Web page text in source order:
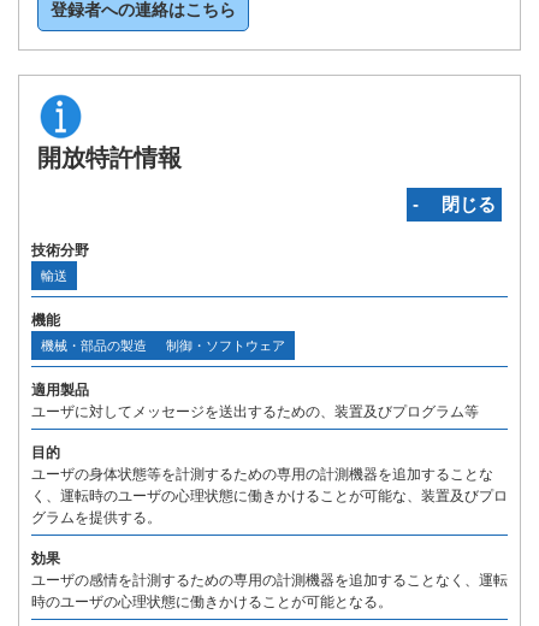
登録者への連絡はこちら
開放特許情報
‐ 閉じる
技術分野
輸送
機能
機械・部品の製造 制御・ソフトウェア
適用製品
ユーザに対してメッセージを送出するための、装置及びプログラム等
目的
ユーザの身体状態等を計測するための専用の計測機器を追加することな
く、運転時のユーザの心理状態に働きかけることが可能な、装置及びプロ
グラムを提供する。
効果
ユーザの感情を計測するための専用の計測機器を追加することなく、運転
時のユーザの心理状態に働きかけることが可能となる。